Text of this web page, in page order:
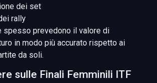
dei set
rally
spesso prevedono il valore di
in modo più accurato rispetto ai
da soli.
sulle Finali Femminili ITF